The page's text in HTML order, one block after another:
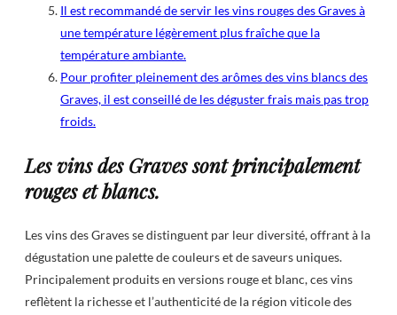
Il est recommandé de servir les vins rouges des Graves à
une température légèrement plus fraîche que la
température ambiante.
Pour profiter pleinement des arômes des vins blancs des
Graves, il est conseillé de les déguster frais mais pas trop
froids.
Les vins des Graves sont principalement
rouges et blancs.
Les vins des Graves se distinguent par leur diversité, offrant à la
dégustation une palette de couleurs et de saveurs uniques.
Principalement produits en versions rouge et blanc, ces vins
reflètent la richesse et l’authenticité de la région viticole des